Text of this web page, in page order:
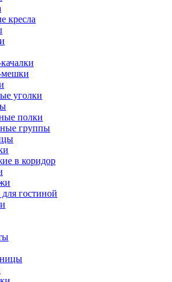
кресла
мешки
уголки
полки
группы
в коридор
гостиной